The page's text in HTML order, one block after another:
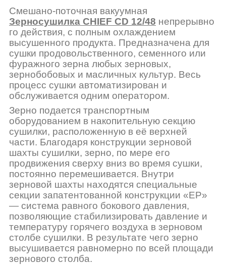
Смешано-поточная вакуумная
Зерносушилка CHIEF CD 12/48 непрерывно
го действия, с полным охлаждением
высушенного продукта. Предназначена для
сушки продовольственного, семенного или
фуражного зерна любых зерновых,
зернобобовых и масличных культур. Весь
процесс сушки автоматизирован и
обслуживается одним оператором.
Зерно подается транспортным
оборудованием в накопительную секцию
сушилки, расположенную в её верхней
части. Благодаря конструкции зерновой
шахты сушилки, зерно, по мере его
продвижения сверху вниз во время сушки,
постоянно перемешивается. Внутри
зерновой шахты находятся специальные
секции запатентованной конструкции «EP»
— система равного бокового давления,
позволяющие стабилизировать давление и
температуру горячего воздуха в зерновом
столбе сушилки. В результате чего зерно
высушивается равномерно по всей площади
зернового столба.